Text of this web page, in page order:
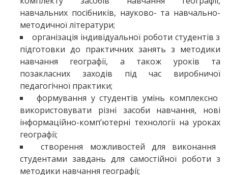
навчальних посібників, науково- та навчально-
методичної літератури;
організація індивідуальної роботи студентів з
підготовки до практичних занять з методики
навчання географії, а також уроків та
позакласних заходів під час виробничої
педагогічної практики;
формування у студентів умінь комплексно
використовувати різні засоби навчання, нові
інформаційно-комп’ютерні технології на уроках
географії;
створення можливостей для виконання
студентами завдань для самостійної роботи з
методики навчання географії;